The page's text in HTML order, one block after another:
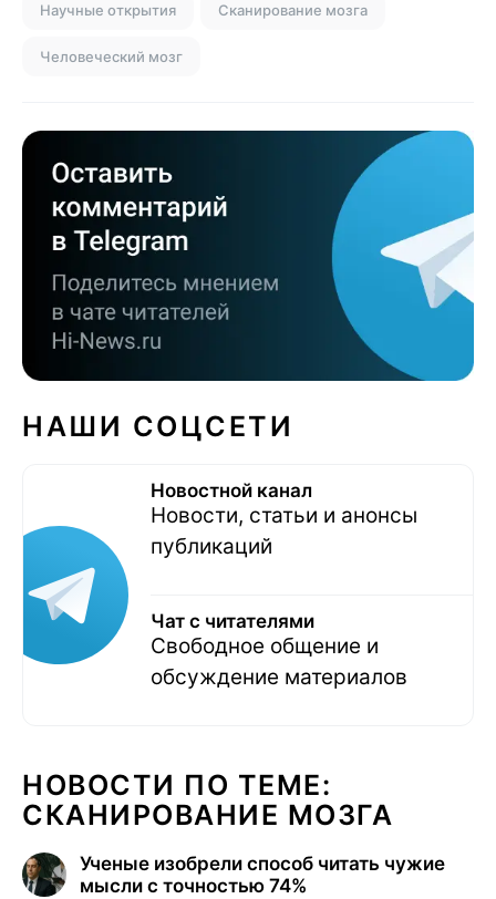
Научные открытия Сканирование мозга
Человеческий мозг
НАШИ СОЦСЕТИ
Новостной канал
Новости, статьи и анонсы
публикаций
Чат с читателями
Свободное общение и
обсуждение материалов
НОВОСТИ ПО ТЕМЕ:
СКАНИРОВАНИЕ МОЗГА
Ученые изобрели способ читать чужие
мысли с точностью 74%